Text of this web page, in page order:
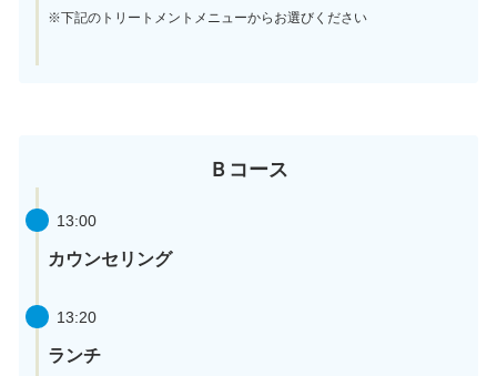
※下記のトリートメントメニューからお選びください
Ｂコース
13:00
カウンセリング
13:20
ランチ